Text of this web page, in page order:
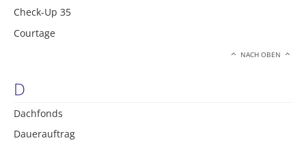
Check-Up 35
Courtage
NACH OBEN
D
Dachfonds
Dauerauftrag